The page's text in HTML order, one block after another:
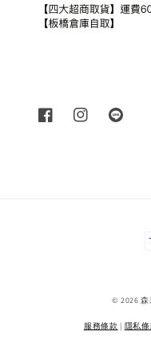
© 2026 森
服務條款 | 隱私